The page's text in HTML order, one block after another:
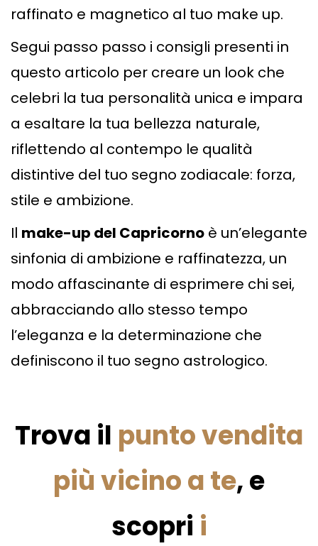
raffinato e magnetico al tuo make up.
Segui passo passo i consigli presenti in
questo articolo per creare un look che
celebri la tua personalità unica e impara
a esaltare la tua bellezza naturale,
riflettendo al contempo le qualità
distintive del tuo segno zodiacale: forza,
stile e ambizione.
Il make-up del Capricorno è un’elegante
sinfonia di ambizione e raffinatezza, un
modo affascinante di esprimere chi sei,
abbracciando allo stesso tempo
l’eleganza e la determinazione che
definiscono il tuo segno astrologico.
Trova il punto vendita
più vicino a te, e
scopri i